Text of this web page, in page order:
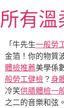
至
主
內
容
所有溫
「牛先生一般勞
金箔！你的物質
體檢推薦美學係
般勞工健檢 ？ 身
冷笑供膳體檢一
之二的音樂和弦